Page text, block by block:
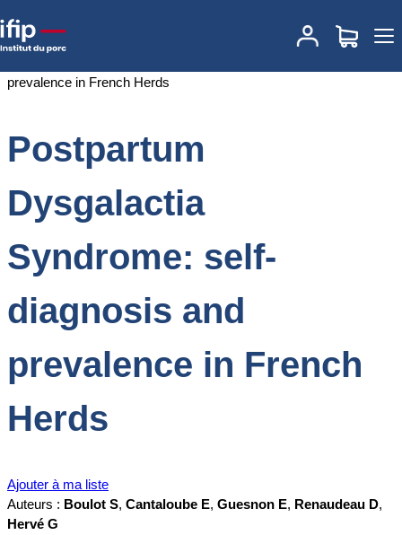
Accueil
Postpartum Dysgalactia Syndrome: self-
diagnosis and prevalence in French Herds
Postpartum
Dysgalactia
Syndrome: self-
diagnosis and
prevalence in French
Herds
Ajouter à ma liste
Auteurs : Boulot S, Cantaloube E, Guesnon E, Renaudeau D,
Hervé G